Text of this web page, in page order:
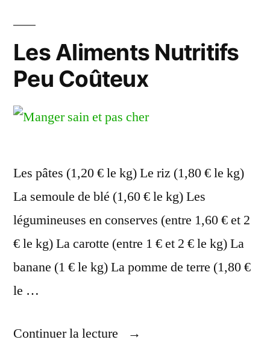
Les Aliments Nutritifs
Peu Coûteux
Les pâtes (1,20 € le kg) Le riz (1,80 € le kg)
La semoule de blé (1,60 € le kg) Les
légumineuses en conserves (entre 1,60 € et 2
€ le kg) La carotte (entre 1 € et 2 € le kg) La
banane (1 € le kg) La pomme de terre (1,80 €
le …
Continuer la lecture
« Les